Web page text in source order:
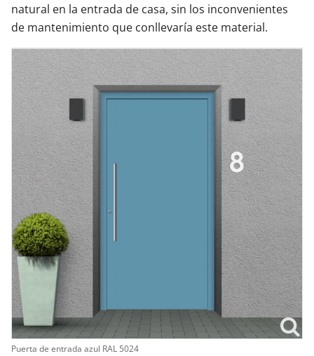
natural en la entrada de casa, sin los inconvenientes
de mantenimiento que conllevaría este material.
Puerta de entrada azul RAL 5024